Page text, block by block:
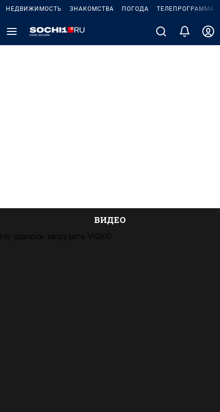
НЕДВИЖИМОСТЬ ЗНАКОМСТВА ПОГОДА ТЕЛЕПРОГРАММА
ВИДЕО
Не удалось загрузить VIQEO